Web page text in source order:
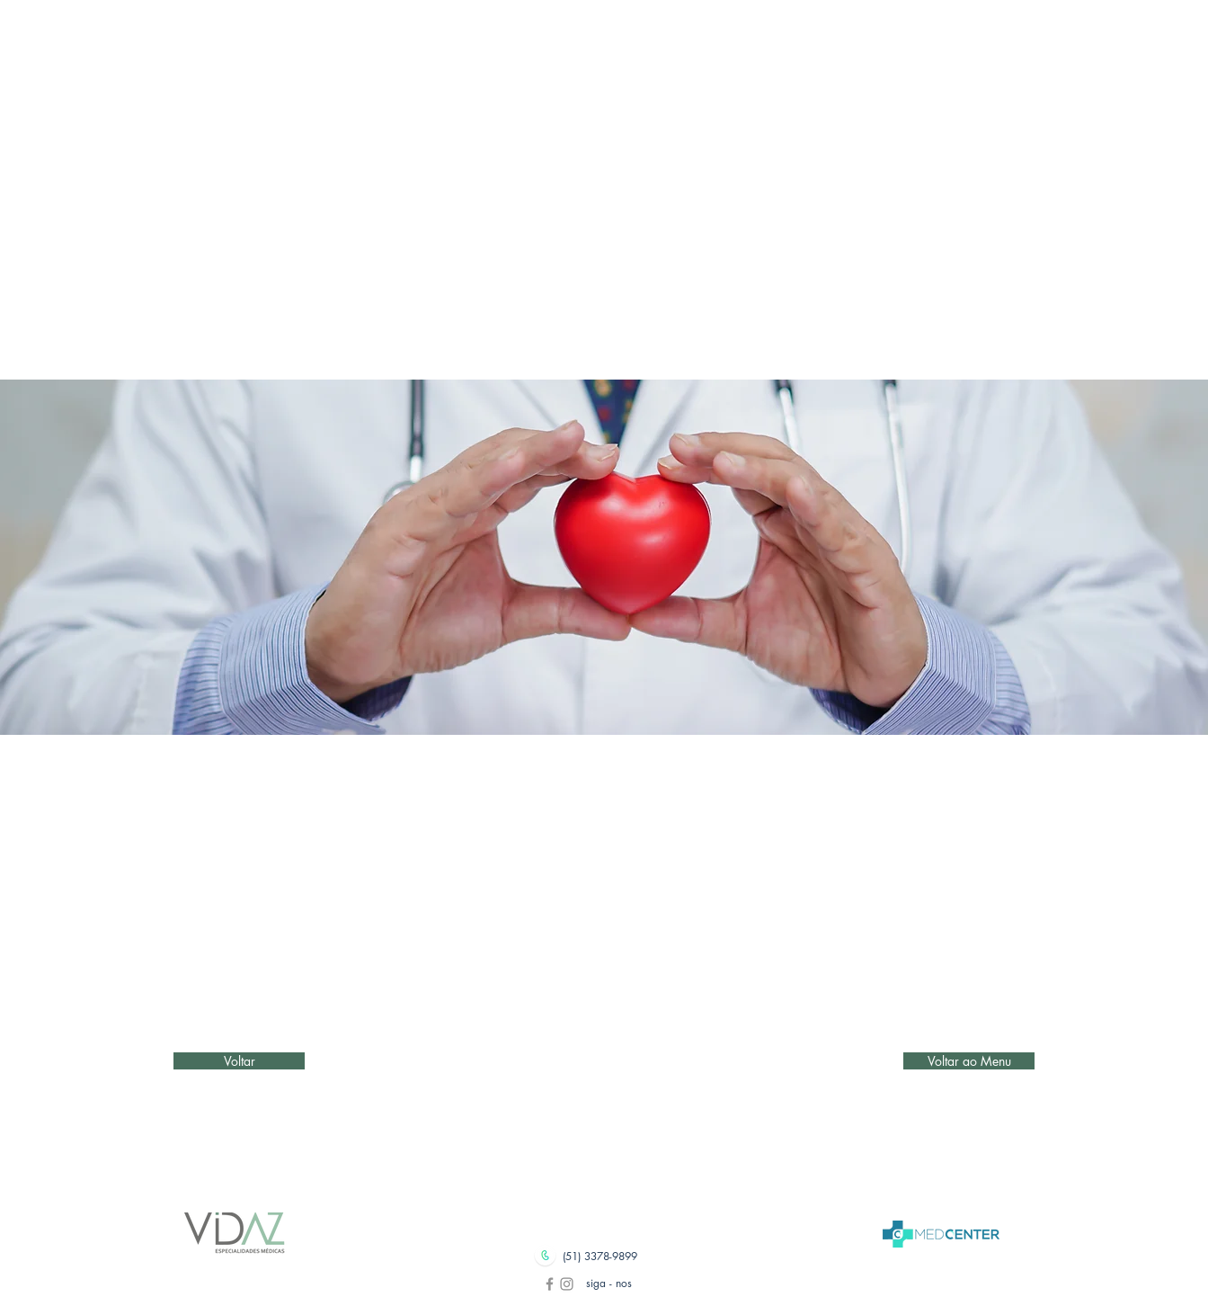
Voltar Voltar ao Menu
(51) 3378-9899
siga - nos